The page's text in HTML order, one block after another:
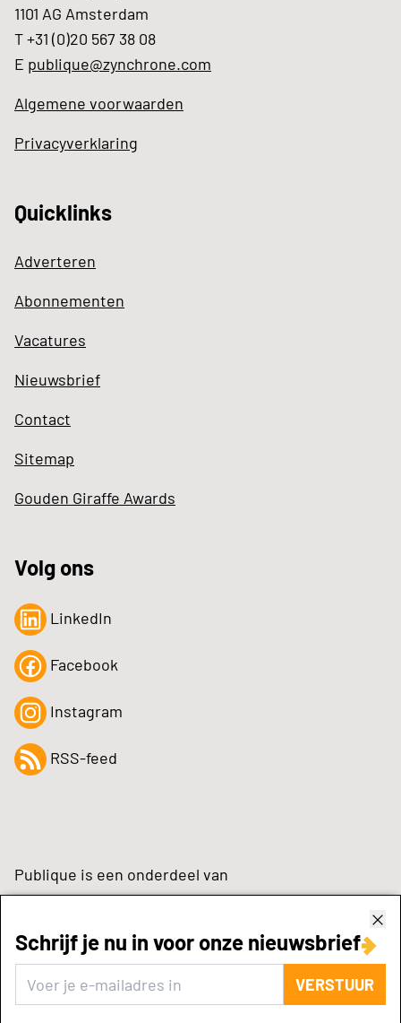
Schrijf je nu in voor onze nieuwsbrief
VERSTUUR
1101 AG Amsterdam
T +31 (0)20 567 38 08
E publique@zynchrone.com
Algemene voorwaarden
Privacyverklaring
Quicklinks
Adverteren
Abonnementen
Vacatures
Nieuwsbrief
Contact
Sitemap
Gouden Giraffe Awards
Volg ons
LinkedIn
Facebook
Instagram
RSS-feed
Publique is een onderdeel van
zynchrone.com